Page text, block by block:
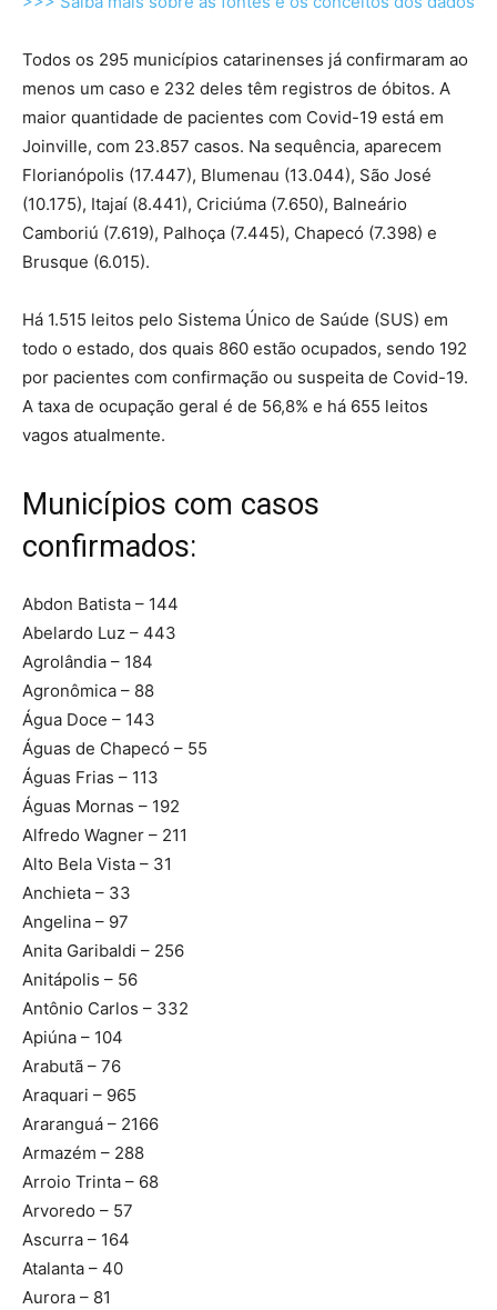
Todos os 295 municípios catarinenses já confirmaram ao
menos um caso e 232 deles têm registros de óbitos. A
maior quantidade de pacientes com Covid-19 está em
Joinville, com 23.857 casos. Na sequência, aparecem
Florianópolis (17.447), Blumenau (13.044), São José
(10.175), Itajaí (8.441), Criciúma (7.650), Balneário
Camboriú (7.619), Palhoça (7.445), Chapecó (7.398) e
Brusque (6.015).
Há 1.515 leitos pelo Sistema Único de Saúde (SUS) em
todo o estado, dos quais 860 estão ocupados, sendo 192
por pacientes com confirmação ou suspeita de Covid-19.
A taxa de ocupação geral é de 56,8% e há 655 leitos
vagos atualmente.
Municípios com casos
confirmados:
Abdon Batista – 144
Abelardo Luz – 443
Agrolândia – 184
Agronômica – 88
Água Doce – 143
Águas de Chapecó – 55
Águas Frias – 113
Águas Mornas – 192
Alfredo Wagner – 211
Alto Bela Vista – 31
Anchieta – 33
Angelina – 97
Anita Garibaldi – 256
Anitápolis – 56
Antônio Carlos – 332
Apiúna – 104
Arabutã – 76
Araquari – 965
Araranguá – 2166
Armazém – 288
Arroio Trinta – 68
Arvoredo – 57
Ascurra – 164
Atalanta – 40
Aurora – 81